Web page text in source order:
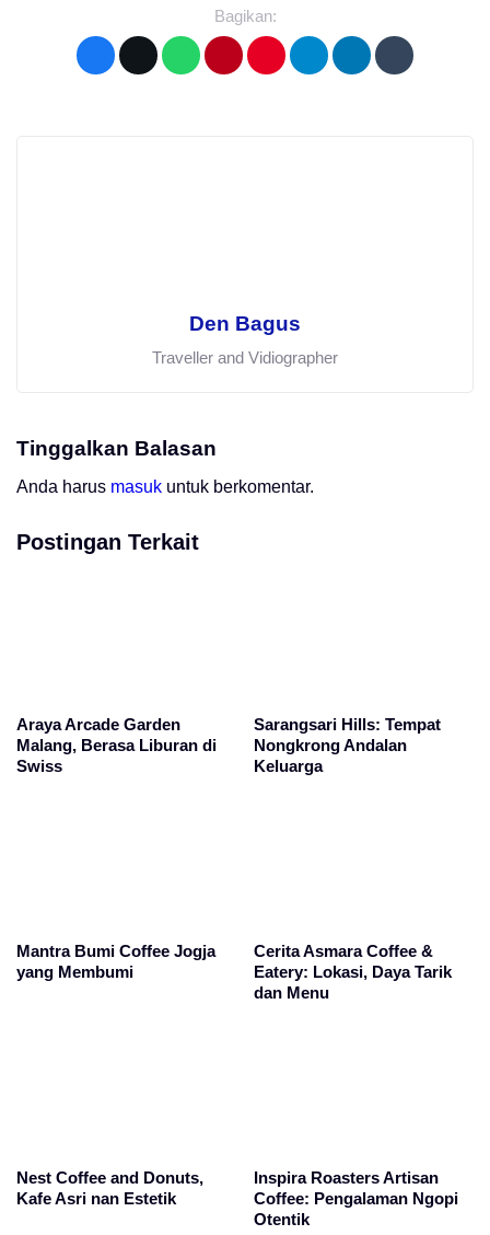
Bagikan:
Den Bagus
Traveller and Vidiographer
Tinggalkan Balasan
Anda harus masuk untuk berkomentar.
Postingan Terkait
Araya Arcade Garden
Malang, Berasa Liburan di
Swiss
Sarangsari Hills: Tempat
Nongkrong Andalan
Keluarga
Mantra Bumi Coffee Jogja
yang Membumi
Cerita Asmara Coffee &
Eatery: Lokasi, Daya Tarik
dan Menu
Nest Coffee and Donuts,
Kafe Asri nan Estetik
Inspira Roasters Artisan
Coffee: Pengalaman Ngopi
Otentik